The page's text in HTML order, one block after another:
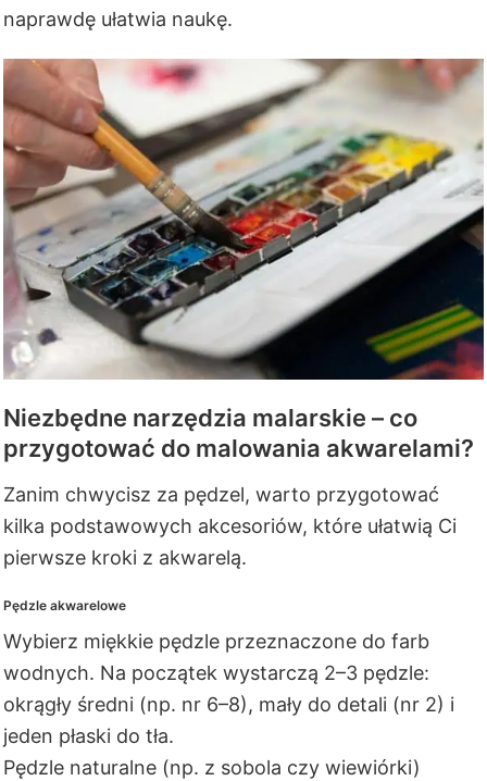
naprawdę ułatwia naukę.
Niezbędne narzędzia malarskie – co
przygotować do malowania akwarelami?
Zanim chwycisz za pędzel, warto przygotować
kilka podstawowych akcesoriów, które ułatwią Ci
pierwsze kroki z akwarelą.
Pędzle akwarelowe
Wybierz miękkie pędzle przeznaczone do farb
wodnych. Na początek wystarczą 2–3 pędzle:
okrągły średni (np. nr 6–8), mały do detali (nr 2) i
jeden płaski do tła.
Pędzle naturalne (np. z sobola czy wiewiórki)